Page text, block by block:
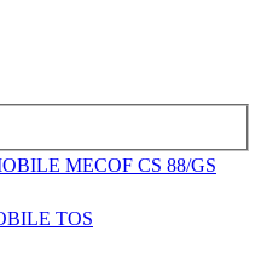
MECOF CS 88/GS
TOS